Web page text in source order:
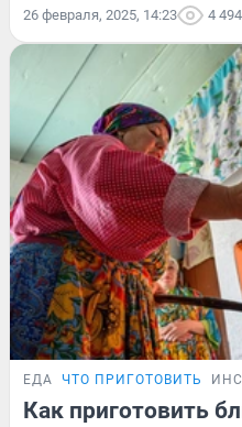
26 февраля, 2025, 14:23 4 494
ЕДА ЧТО ПРИГОТОВИТЬ
Как приготовить